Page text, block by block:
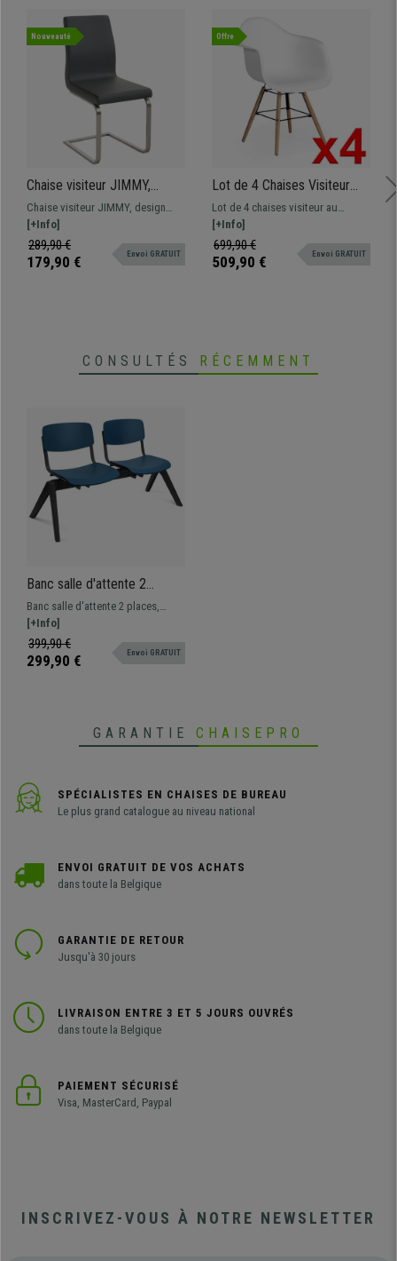
Nouveauté
Chaise visiteur JIMMY,
Structure en Acier
Inoxydable, Grand
Rembourrage, en Cuir, Gris
Chaise visiteur JIMMY, design
raffiné et moderne, rembourrage
épais pour plus de confort,
fabrication de qualité. C’est le
[+Info]
289,90 €
179,90 € Envoi GRATUIT
Offre
Lot de 4 Chaises Visiteur
GARI, Design Exclusif,
Structure en Acier,
Piétement en Bois de Hêtre,
Blanc
Lot de 4 chaises visiteur au
design exclusif , praticité et style
au meilleur prix !
[+Info]
699,90 €
509,90 € Envoi GRATUIT
CONSULTÉS RÉCEMMENT
Banc salle d'attente 2
sièges MILKA, Structure
Robuste, Très Confortable,
Polypropylène, Bleu
Banc salle d'attente 2 places,
structure en plastique résistant.
Le modèle MILKA est disponible
en version banc 2 et 3 places, ainsi
[+Info]
399,90 €
299,90 € Envoi GRATUIT
GARANTIE CHAISEPRO
SPÉCIALISTES EN CHAISES DE BUREAU
Le plus grand catalogue au niveau national
ENVOI GRATUIT DE VOS ACHATS
dans toute la Belgique
GARANTIE DE RETOUR
Jusqu'à 30 jours
LIVRAISON ENTRE 3 ET 5 JOURS OUVRÉS
dans toute la Belgique
PAIEMENT SÉCURISÉ
Visa, MasterCard, Paypal
INSCRIVEZ-VOUS À NOTRE NEWSLETTER